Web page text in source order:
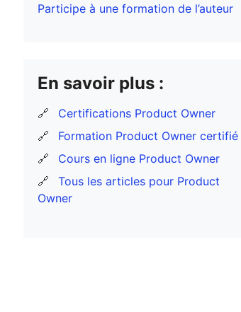
Participe à une formation de l’auteur
En savoir plus :
🔗
Certifications Product Owner
🔗
Formation Product Owner certifié
🔗
Cours en ligne Product Owner
🔗
Tous les articles pour Product
Owner